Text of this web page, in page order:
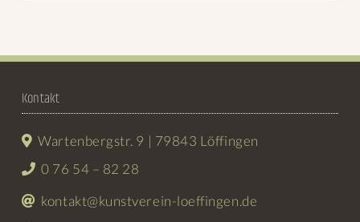
Kontakt
Wartenbergstr. 9 | 79843 Löffingen
0 76 54 – 82 28
kontakt@kunstverein-loeffingen.de